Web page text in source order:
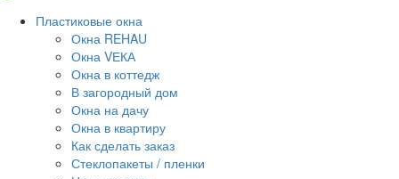
Пластиковые окна
Окна REHAU
Окна VЕКА
Окна в коттедж
В загородный дом
Окна на дачу
Окна в квартиру
Как сделать заказ
Стеклопакеты / пленки